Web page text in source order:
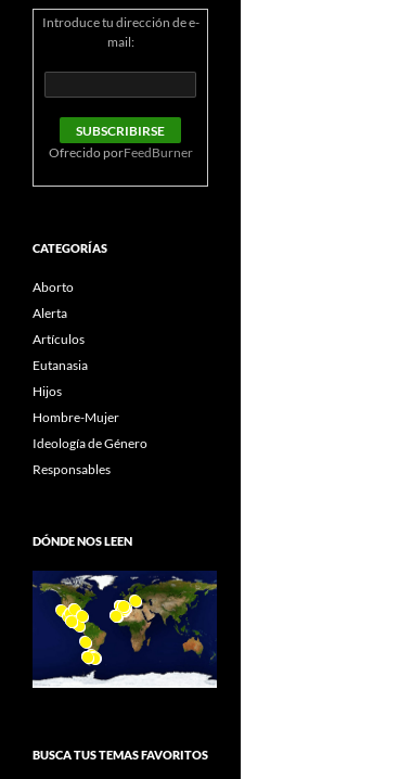
Introduce tu dirección de e-
mail:
Ofrecido porFeedBurner
CATEGORÍAS
Aborto
Alerta
Artículos
Eutanasia
Hijos
Hombre-Mujer
Ideología de Género
Responsables
DÓNDE NOS LEEN
BUSCA TUS TEMAS FAVORITOS